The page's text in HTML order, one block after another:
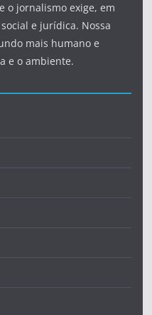
o jornalismo exige, em
e jurídica. Nossa
mais humano e
e o ambiente.